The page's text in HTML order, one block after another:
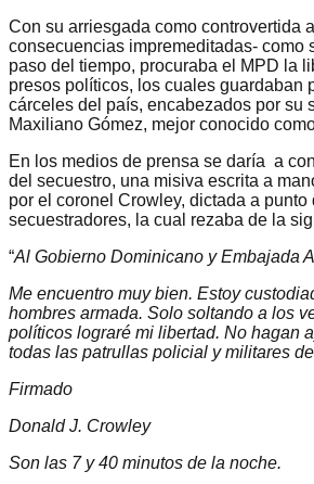
Con su arriesgada como controvertida
consecuencias impremeditadas- como
paso del tiempo, procuraba el MPD la
presos políticos, los cuales guardaban
cárceles del país, encabezados por su
Maxiliano Gómez, mejor conocido
En los medios de prensa se daría a
del secuestro, una misiva escrita a
por el coronel Crowley, dictada a
secuestradores, la cual rezaba de la
“Al Gobierno Dominicano y Embajada
Me encuentro muy bien. Estoy
hombres armada. Solo soltando a los
políticos lograré mi libertad. No hagan
todas las patrullas policial y militares
Firmado
Donald J. Crowley
Son las 7 y 40 minutos de la noche.